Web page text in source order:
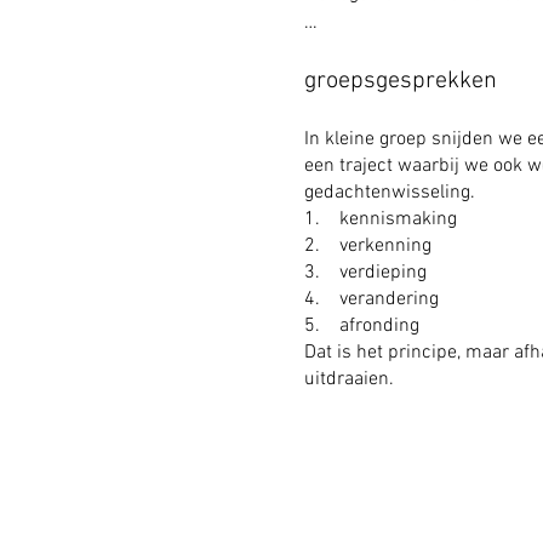
oordeelt.
•Wij luisteren naar jouw
er allemaal door jouw hoofd
•Je kunt bij ons terecht met
is taboe.
We werken zonder intake,
verder.
Je komt langs, zo vaak als
vertrouwelijk en blijft onder
groepsgesprekken
In kleine groep snijden we
een traject waarbij we ook
gedachtenwisseling.
1. kennismaking
2. verkenning
3. verdieping
4. verandering
5. afronding
Dat is het principe, maar
uitdraaien.